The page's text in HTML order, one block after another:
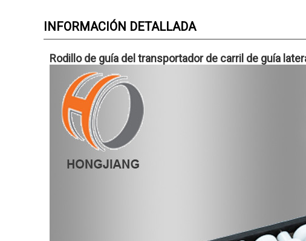
INFORMACIÓN DETALLADA
Rodillo de guía del transportador de carril de guía